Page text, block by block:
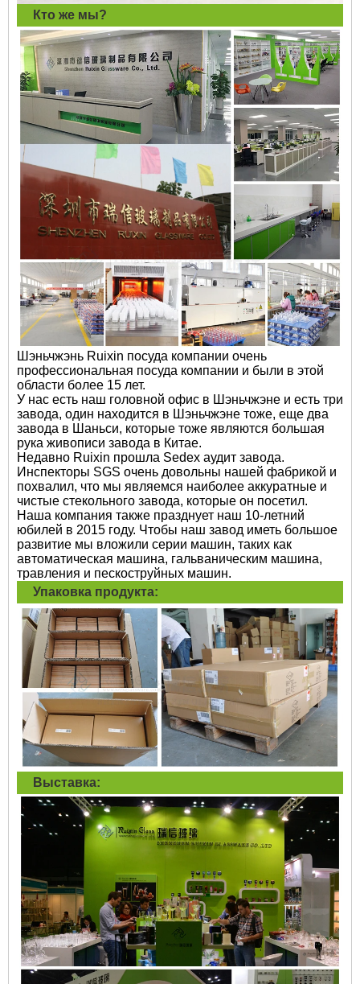
Кто же мы?
Шэньчжэнь Ruixin посуда компании очень
профессиональная посуда компании и были в этой
области более 15 лет.
У нас есть наш головной офис в Шэньчжэне и есть три
завода, один находится в Шэньчжэне тоже, еще два
завода в Шаньси, которые тоже являются большая
рука живописи завода в Китае.
Недавно Ruixin прошла Sedex аудит завода.
Инспекторы SGS очень довольны нашей фабрикой и
похвалил, что мы являемся наиболее аккуратные и
чистые стекольного завода, которые он посетил.
Наша компания также празднует наш 10-летний
юбилей в 2015 году. Чтобы наш завод иметь большое
развитие мы вложили серии машин, таких как
автоматическая машина, гальваническим машина,
травления и пескоструйных машин.
Упаковка продукта:
Выставка: